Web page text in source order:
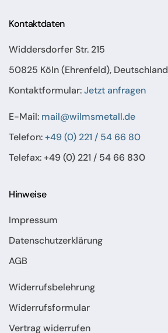
Kontaktdaten
Widdersdorfer Str. 215
50825 Köln (Ehrenfeld), Deutschland
Kontaktformular:Jetzt anfragen
E-Mail: mail@wilmsmetall.de
Telefon:+49 (0) 221 / 54 66 80
Telefax: +49 (0) 221 / 54 66 830
Hinweise
Impressum
Datenschutzerklärung
AGB
Widerrufsbelehrung
Widerrufsformular
Vertrag widerrufen